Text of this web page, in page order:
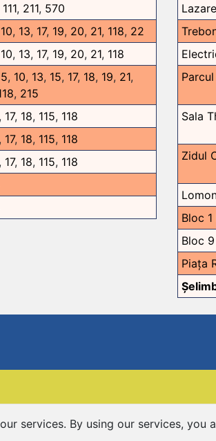
111, 211, 570
10, 13, 17, 19, 20, 21, 118, 22
10, 13, 17, 19, 20, 21, 118
5, 10, 13, 15, 17, 18, 19, 21,
, 215
17, 18, 115, 118
17, 18, 115, 118
17, 18, 115, 118
Sala
Zidul
Bloc
Bloc
Piața
services. By using our services, you